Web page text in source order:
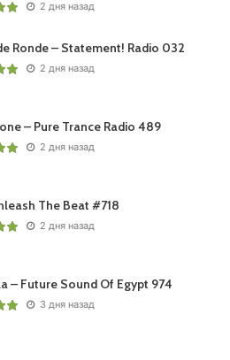
2 дня назад
Ronde – Statement! Radio 032
2 дня назад
– Pure Trance Radio 489
2 дня назад
The Beat #718
2 дня назад
– Future Sound Of Egypt 974
3 дня назад